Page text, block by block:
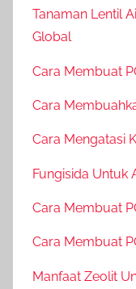
Tanaman Lentil
Global
Cara Membuat
Cara
Cara Mengatasi
Fungisida Untuk
Cara Membuat
Cara Membuat
Manfaat Zeolit